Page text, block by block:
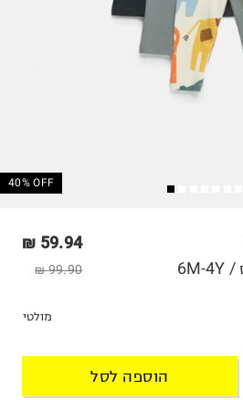
40% OFF
59.94 ₪
99.90 ₪
מולטי
הוספה לסל